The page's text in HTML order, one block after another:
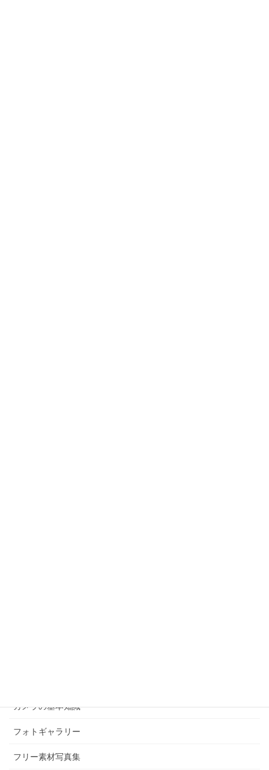
カメラの基本知識
フォトギャラリー
フリー素材写真集